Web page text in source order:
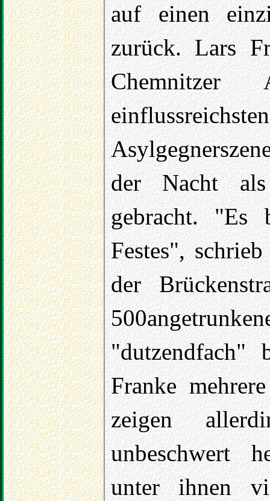
auf einen
zurück. Lars
der Nacht
gebracht. "Es
Festes",
der
"dutzendfach"
Franke
zeigen
unbeschwert
unter ihnen